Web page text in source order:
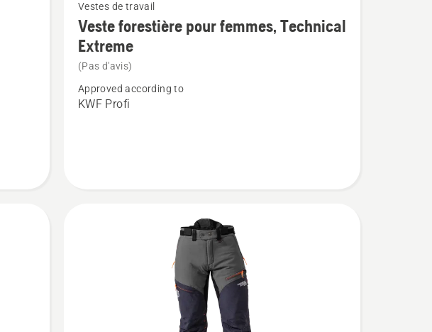
plus
détails
Veste
Vestes de travail
Veste forestière pour femmes, Technical
Extreme
(Pas d'avis)
Approved according to
KWF Profi